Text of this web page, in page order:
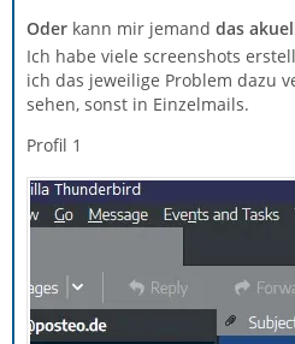
Oder kann mir jemand das
Ich habe viele screenshots
ich das jeweilige Problem dazu
sehen, sonst in Einzelmails.
Profil 1